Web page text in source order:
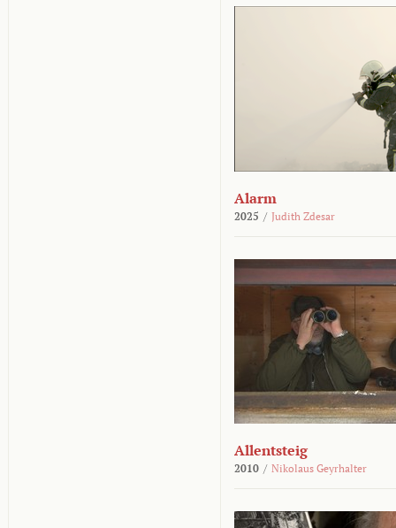
Alarm
2025 / Judith Zdesar
Allentsteig
2010 / Nikolaus Geyrhalter